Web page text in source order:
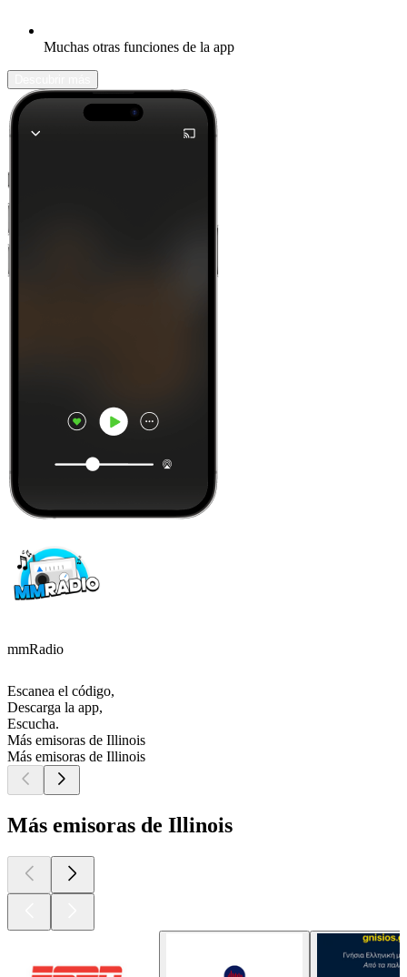
Muchas otras funciones de la app
mmRadio
Escanea el código,
Descarga la app,
Escucha.
Más emisoras de Illinois
Más emisoras de Illinois
Más emisoras de Illinois